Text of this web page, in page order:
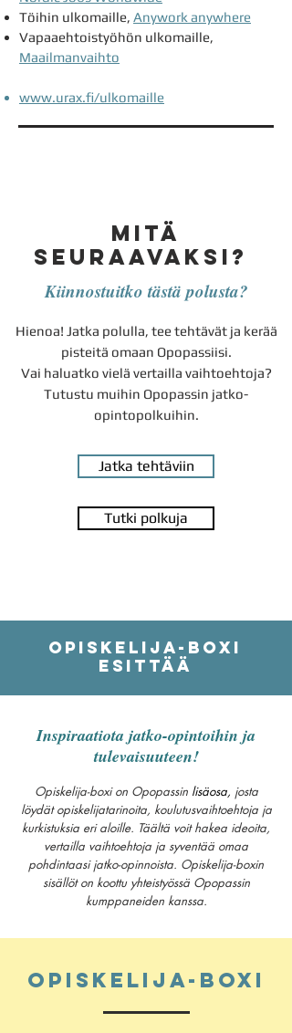
Töihin ulkomaille, Anywork anywhere
Vapaaehtoistyöhön ulkomaille,
Maailmanvaihto
www.urax.fi/ulkomaille
mitä
seuraavaksi?
Kiinnostuitko tästä polusta?
Hienoa! Jatka polulla, tee tehtävät ja kerää
pisteitä omaan Opopassiisi.
Vai haluatko vielä vertailla vaihtoehtoja?
Tutustu muihin Opopassin jatko-
opintopolkuihin.
Jatka tehtäviin
Tutki polkuja
Opiskelija-boxi
esittää
Inspiraatiota jatko-opintoihin ja
tulevaisuuteen!
Opiskelija-boxi on Opopassin lisäosa, josta
löydät opiskelijatarinoita, koulutusvaihtoehtoja ja
kurkistuksia eri aloille. Täältä voit hakea ideoita,
vertailla vaihtoehtoja ja syventää omaa
pohdintaasi jatko-opinnoista. Opiskelija-boxin
sisällöt on koottu yhteistyössä Opopassin
kumppaneiden kanssa.
Opiskelija-boxi